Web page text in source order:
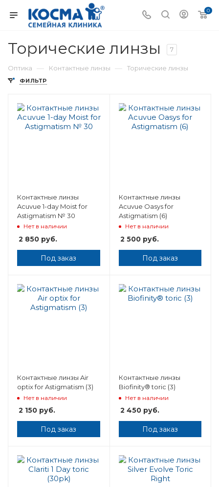
0
Торические линзы 7
Оптика — Контактные линзы — Торические линзы
ФИЛЬТР
Контактные линзы
Acuvue 1-day Moist for
Astigmatism № 30
Нет в наличии
2 850 руб.
Под заказ
Контактные линзы
Acuvue Oasys for
Astigmatism (6)
Нет в наличии
2 500руб.
Под заказ
Контактные линзы Air
optix for Astigmatism (3)
Нет в наличии
2 150 руб.
Под заказ
Контактные линзы
Biofinity® toric (3)
Нет в наличии
2 450руб.
Под заказ